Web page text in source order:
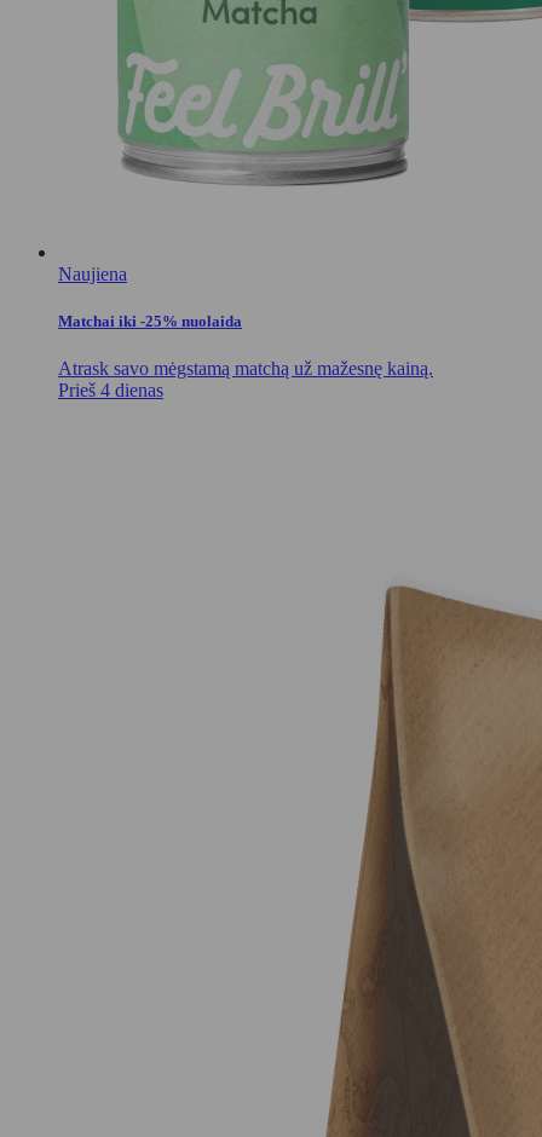
Naujiena
Matchai iki -25% nuolaida
Atrask savo mėgstamą matchą už mažesnę kainą.
Prieš 4 dienas